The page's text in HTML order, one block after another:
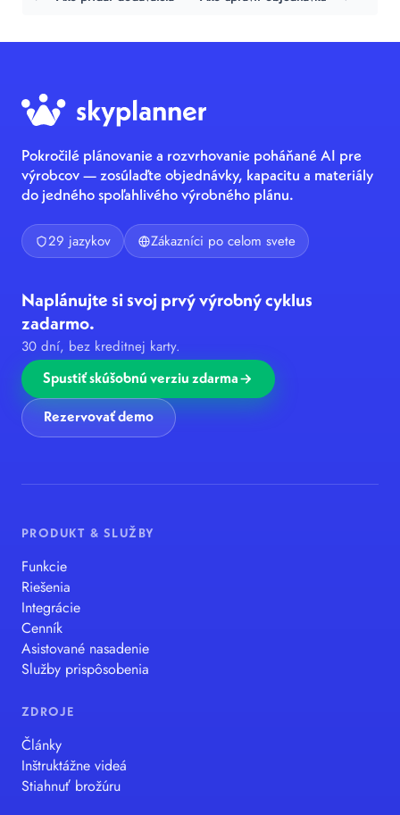
Pokročilé plánovanie a rozvrhovanie poháňané AI pre
výrobcov — zosúlaďte objednávky, kapacitu a materiály
do jedného spoľahlivého výrobného plánu.
29 jazykov Zákazníci po celom svete
Naplánujte si svoj prvý výrobný cyklus
zadarmo.
30 dní, bez kreditnej karty.
Spustiť skúšobnú verziu zdarma
Rezervovať demo
PRODUKT & SLUŽBY
Funkcie
Riešenia
Integrácie
Cenník
Asistované nasadenie
Služby prispôsobenia
ZDROJE
Články
Inštruktážne videá
Stiahnuť brožúru